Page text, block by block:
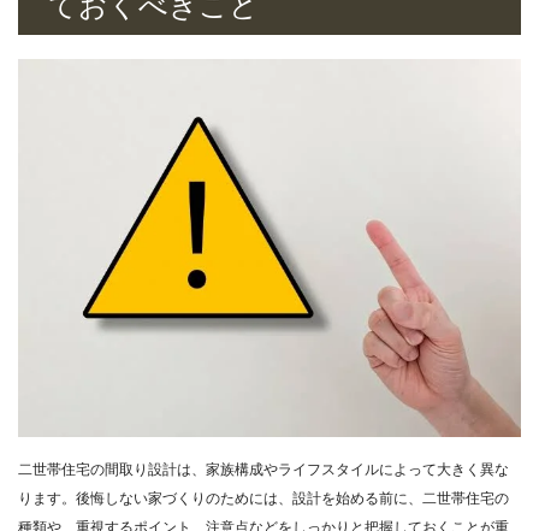
二世帯住宅の間取り設計は、家族構成やライフスタイルによって大きく異な
ります。後悔しない家づくりのためには、設計を始める前に、二世帯住宅の